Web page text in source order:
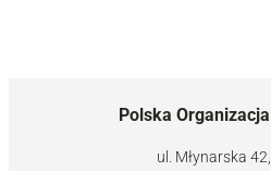
Polska
ul. Młynarska